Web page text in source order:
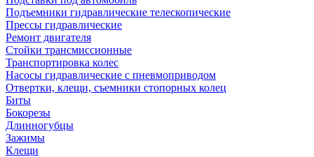
Подъемники гидравлические телескопические
Прессы гидравлические
Ремонт двигателя
Стойки трансмиссионные
Транспортировка колес
Насосы гидравлические с пневмоприводом
Отвертки, клещи, съемники стопорных колец
Биты
Бокорезы
Длинногубцы
Зажимы
Клещи